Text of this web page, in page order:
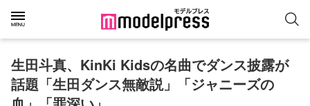
生田斗真、KinKi Kidsの名曲でダンス披露が
話題「生田ダンス無敵説」「ジャニーズの